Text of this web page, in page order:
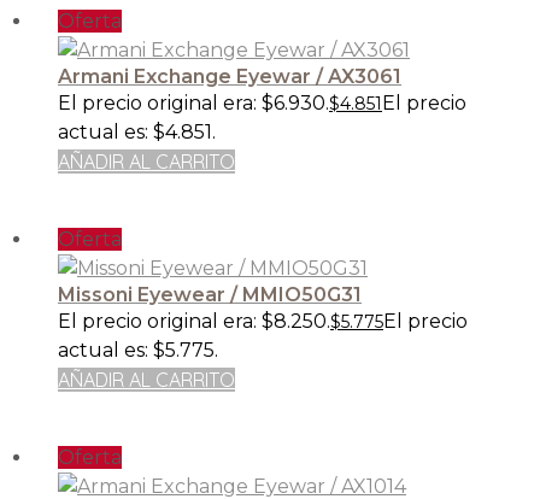
Oferta
Armani Exchange Eyewar / AX3061
El precio original era: $6.930.$4.851El precio
actual es: $4.851.
AÑADIR AL CARRITO
Oferta
Missoni Eyewear / MMIO50G31
El precio original era: $8.250.$5.775El precio
actual es: $5.775.
AÑADIR AL CARRITO
Oferta